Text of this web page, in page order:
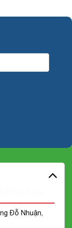
Đỗ Nhuận,